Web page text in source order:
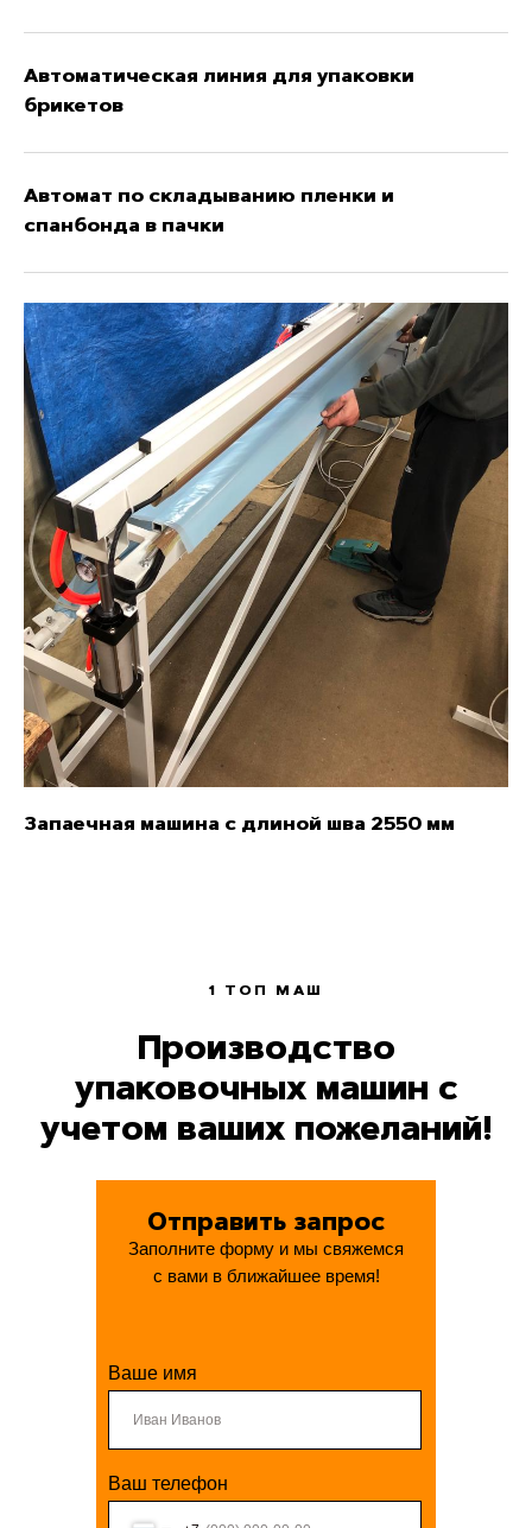
Автоматическая линия для упаковки
брикетов
Автомат по складыванию пленки и
спанбонда в пачки
Запаечная машина с длиной шва 2550 мм
1 ТОП МАШ
Производство
упаковочных машин с
учетом ваших пожеланий!
Ваше имя
Ваш телефон
Отправить запрос
Заполните форму и мы свяжемся
с вами в ближайшее время!